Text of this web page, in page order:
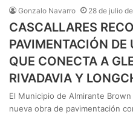
Gonzalo Navarro 28 de julio
CASCALLARES
PAVIMENTACIÓN
QUE CONECTA A
RIVADAVIA Y
El Municipio de Almirante
nueva obra de pavimentación